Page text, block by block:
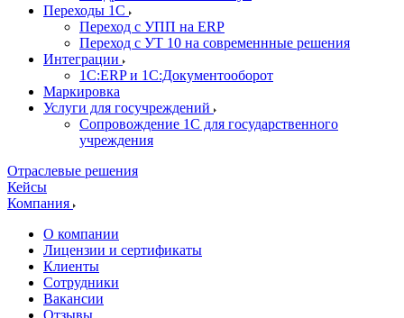
Переходы 1С
Переход с УПП на ERP
Переход с УТ 10 на современнные решения
Интеграции
1С:ERP и 1С:Документооборот
Маркировка
Услуги для госучреждений
Сопровождение 1С для государственного
учреждения
Отраслевые решения
Кейсы
Компания
О компании
Лицензии и сертификаты
Клиенты
Сотрудники
Вакансии
Отзывы